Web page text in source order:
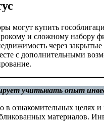
могут купить
и сложному набору
через
с дополнительными
учитывать опыт
в ознакомительных
материалов.